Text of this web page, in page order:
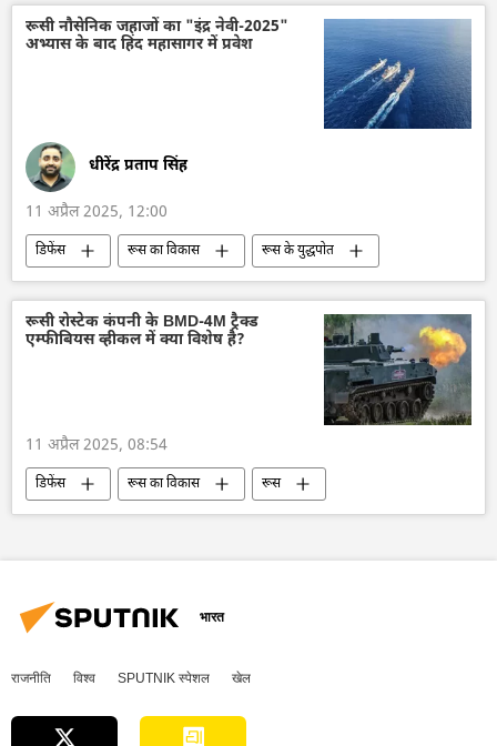
द्विपक्षीय व्यापार
ऊर्जा क्षेत्र
रूसी नौसेनिक जहाजों का "इंद्र नेवी-2025"
अभ्यास के बाद हिंद महासागर में प्रवेश
धीरेंद्र प्रताप सिंह
11 अप्रैल 2025, 12:00
डिफेंस रूस का विकास
रूस के युद्धपोत
रूस
मास्को
यूक्रेन
यूक्रेन सशस्त्र बल
यूक्रेन का जवाबी हमला
यूक्रेन की सुरक्षा सेवा (SBU)
रूसी रोस्टेक कंपनी के BMD-4M ट्रैक्ड
एम्फीबियस व्हीकल में क्या विशेष है?
11 अप्रैल 2025, 08:54
डिफेंस रूस का विकास
रूस
रूसी सैन्य तकनीक
सैन्य तकनीक
भारत
राजनीति विश्व SPUTNIK स्पेशल खेल